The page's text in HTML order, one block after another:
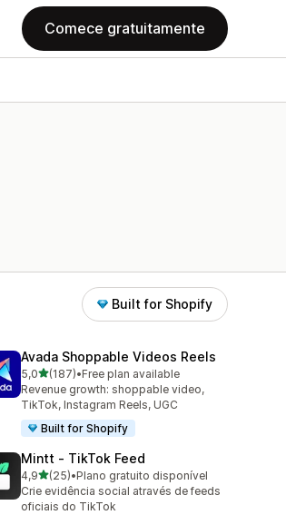
Comece gratuitamente
Built for Shopify
Avada Shoppable Videos Reels
5,0de 5 estrelas
(187)
187 total de avaliações
•Free plan available
Revenue growth: shoppable video,
TikTok, Instagram Reels, UGC
Built for Shopify
Mintt ‑ TikTok Feed
4,9de 5 estrelas
(25)
25 total de avaliações
•Plano gratuito disponível
Crie evidência social através de feeds
oficiais do TikTok